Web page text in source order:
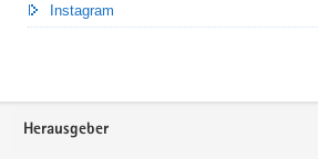
Instagram
Footer-
Herausgeber